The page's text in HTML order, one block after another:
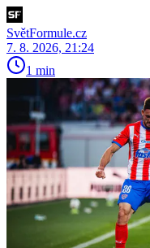
SvětFormule.cz
7. 8. 2026, 21:24
1 min